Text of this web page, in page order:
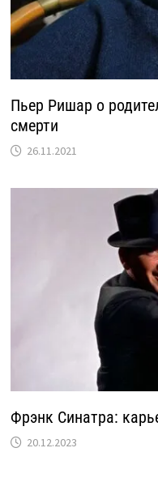
Пьер Ришар о
смерти
26.11.2021
Фрэнк Синатра:
20.12.2023